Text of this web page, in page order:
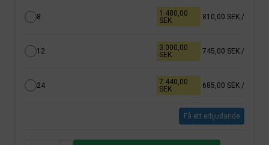
8
1.480,00
SEK
810,00 SEK /
12
3.000,00
SEK
745,00 SEK /
24
7.440,00
SEK
685,00 SEK /
Få ett erbjudande